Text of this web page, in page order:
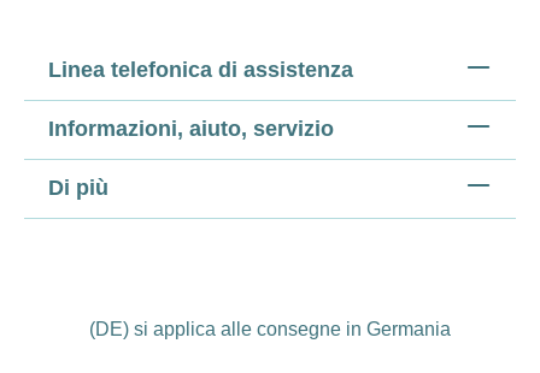
Linea telefonica di assistenza
Informazioni, aiuto, servizio
Di più
(DE) si applica alle consegne in Germania